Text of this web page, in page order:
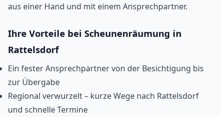
aus einer Hand und mit einem Ansprechpartner.
Ihre Vorteile bei Scheunenräumung in
Rattelsdorf
Ein fester Ansprechpartner von der Besichtigung bis
zur Übergabe
Regional verwurzelt – kurze Wege nach Rattelsdorf
und schnelle Termine